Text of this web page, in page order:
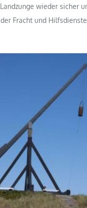
wieder sicher
Fracht und